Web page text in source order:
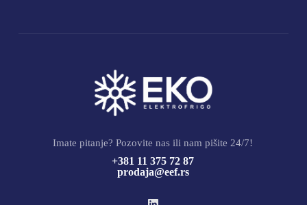
Imate pitanje? Pozovite nas ili nam pišite 24/7!
+381 11 375 72 87
prodaja@eef.rs